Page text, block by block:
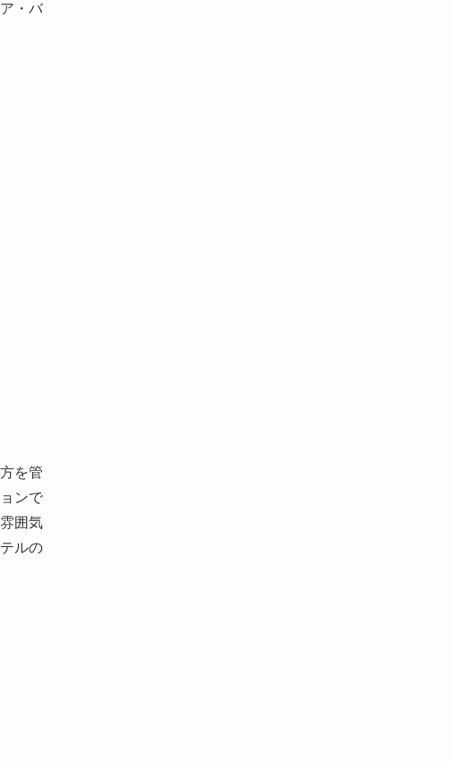
・バ
を管
ンで
囲気
ルの